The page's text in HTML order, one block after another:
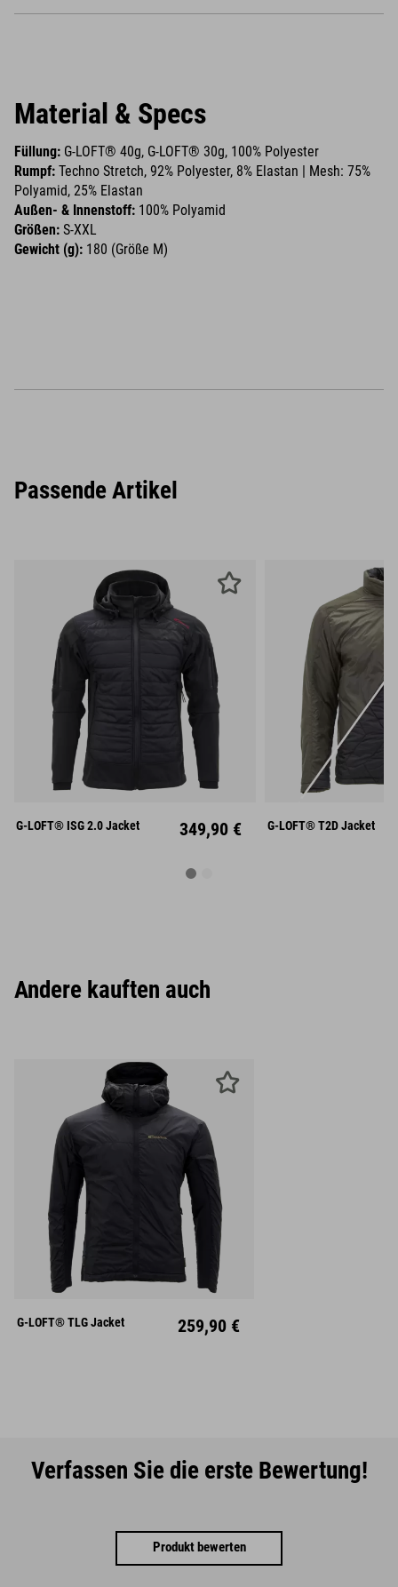
Material & Specs
Füllung: G-LOFT® 40g, G-LOFT® 30g, 100% Polyester
Rumpf: Techno Stretch, 92% Polyester, 8% Elastan | Mesh: 75%
Polyamid, 25% Elastan
Außen- & Innenstoff: 100% Polyamid
Größen: S-XXL
Gewicht (g): 180 (Größe M)
Passende Artikel
XL XXL
G-LOFT® ISG 2.0 Jacket 349,90 € XL
G-LOFT® T2D Jacket
Andere kauften auch
XL
G-LOFT® TLG Jacket 259,90 €
Verfassen Sie die erste Bewertung!
Produkt bewerten